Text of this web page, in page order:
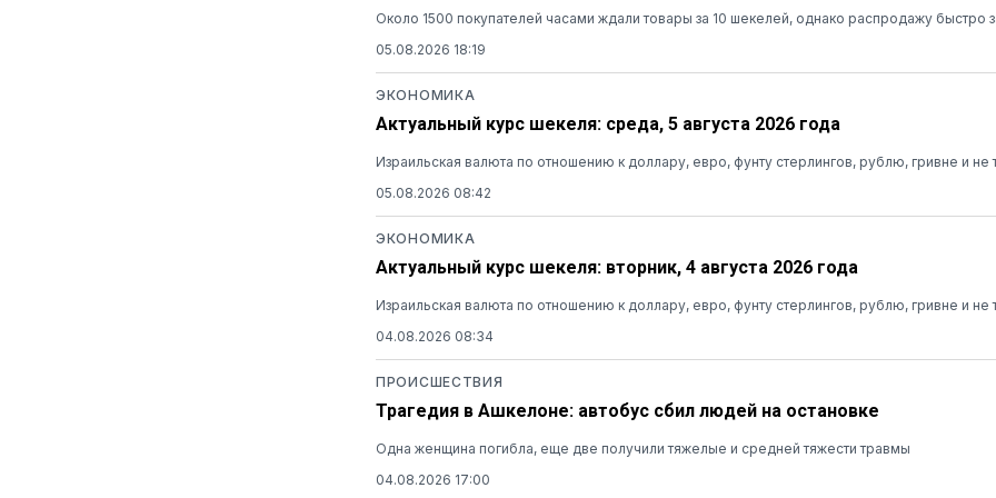
Около 1500 покупателей часами ждали товары за 10 шекелей, однако распродажу быстро
05.08.2026 18:19
ЭКОНОМИКА
Актуальный курс шекеля: среда, 5 августа 2026 года
Израильская валюта по отношению к доллару, евро, фунту стерлингов, рублю, гривне и не
05.08.2026 08:42
ЭКОНОМИКА
Актуальный курс шекеля: вторник, 4 августа 2026 года
Израильская валюта по отношению к доллару, евро, фунту стерлингов, рублю, гривне и не
04.08.2026 08:34
ПРОИСШЕСТВИЯ
Трагедия в Ашкелоне: автобус сбил людей на остановке
Одна женщина погибла, еще две получили тяжелые и средней тяжести травмы
04.08.2026 17:00